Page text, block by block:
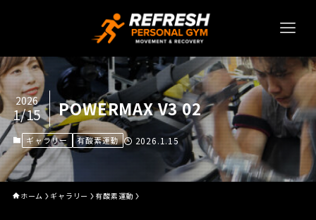
POWERMAX V3 02
2026
1/15
ギャラリー 有酸素運動 2026.1.15
ホーム ギャラリー 有酸素運動